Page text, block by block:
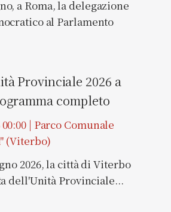
a Roma, la delegazione
al Parlamento
Provinciale 2026 a
completo
| Parco Comunale
(Viterbo)
2026, la città di Viterbo
dell'Unità Provinciale...